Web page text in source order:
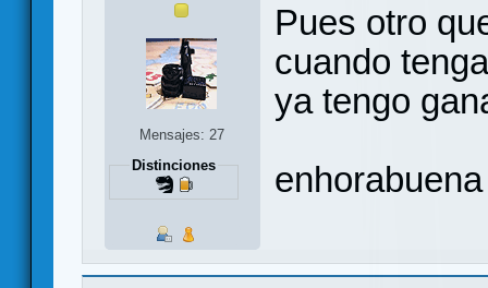
Mensajes: 27
Distinciones
Pues otro
cuando
ya tengo